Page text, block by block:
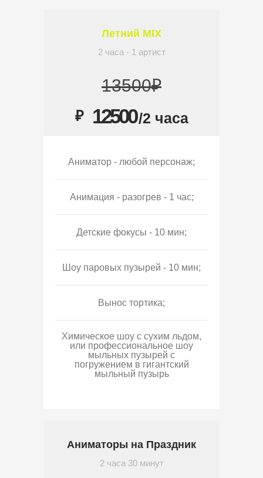
Летний MIX
2 часа - 1 артист
13500₽
₽ 12500/2 часа
Аниматор - любой персонаж;
Анимация - разогрев - 1 час;
Детские фокусы - 10 мин;
Шоу паровых пузырей - 10 мин;
Вынос тортика;
Химическое шоу с сухим льдом,
или профессиональное шоу
мыльных пузырей с
погружением в гигантский
мыльный пузырь
Аниматоры на Праздник
2 часа 30 минут